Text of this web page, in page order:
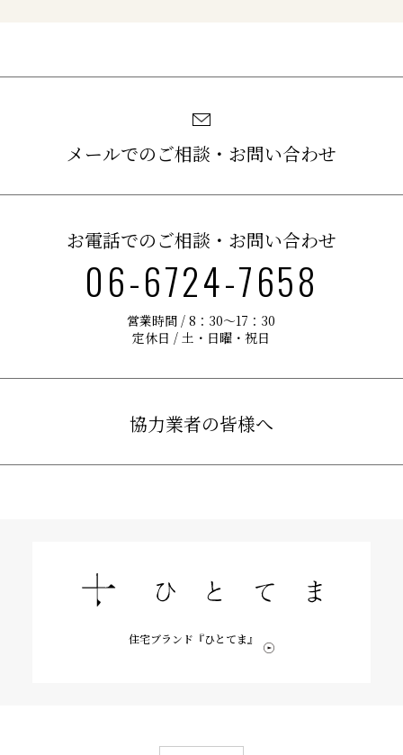
メールでのご相談・お問い合わせ
お電話でのご相談・お問い合わせ
06-6724-7658
営業時間 / 8：30〜17：30
定休日 / 土・日曜・祝日
協力業者の皆様へ
住宅ブランド『ひとてま』